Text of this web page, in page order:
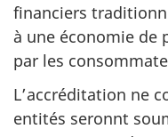
financiers
à une économie de
par les
L’accréditation ne
entités seronnt